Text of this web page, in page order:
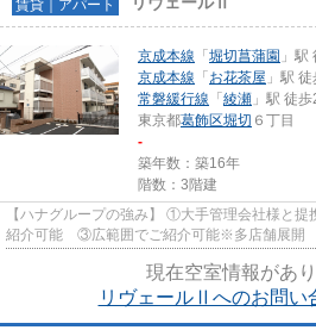
賃貸｜アパート
京成本線 「 堀切菖蒲園 」駅
京成本線 「 お花茶屋 」駅
常磐緩行線 「 綾瀬 」駅 徒
東京都葛飾区堀切 ６丁目
-
築年数：築16年
階数：3階建
【ハナグループの強み】 ①大手管理会社様と
紹介可能 ③広範囲でご紹介可能※多店舗展
現在空室情報があり
リヴェールⅡへのお問い